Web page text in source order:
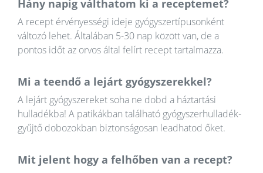
Hány napig válthatom ki a receptemet?
A recept érvényességi ideje gyógyszertípusonként
változó lehet. Általában 5-30 nap között van, de a
pontos időt az orvos által felírt recept tartalmazza.
Mi a teendő a lejárt gyógyszerekkel?
A lejárt gyógyszereket soha ne dobd a háztartási
hulladékba! A patikákban található gyógyszerhulladék-
gyűjtő dobozokban biztonságosan leadhatod őket.
Mit jelent hogy a felhőben van a recept?